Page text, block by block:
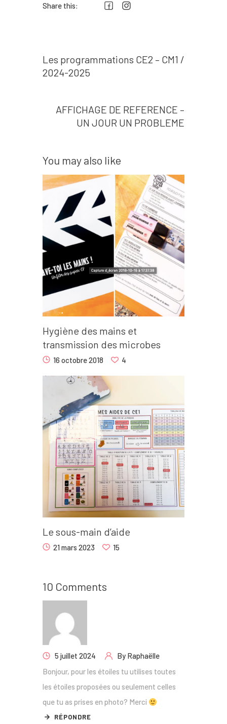
Share this:
de
l’article
Les programmations CE2 – CM1 /
2024-2025
AFFICHAGE DE REFERENCE –
UN JOUR UN PROBLEME
You may also like
Hygiène des mains et
transmission des microbes
16 octobre 2018 4
Le sous-main d’aide
21 mars 2023 15
10 Comments
5 juillet 2024 By Raphaëlle
Bonjour, pour les étoiles tu utilises toutes
les étoiles proposées ou seulement celles
que tu as prises en photo? Merci
RÉPONDRE